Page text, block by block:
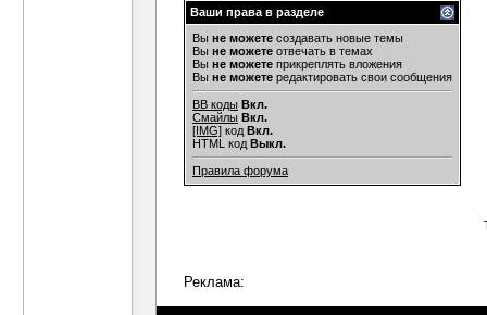
Ваши права в разделе
Вы не можете создавать новые темы
Вы не можете отвечать в темах
Вы не можете прикреплять вложения
Вы не можете редактировать свои сообщения
BB коды Вкл.
Смайлы Вкл.
[IMG] код Вкл.
HTML код Выкл.
Правила форума
Реклама: